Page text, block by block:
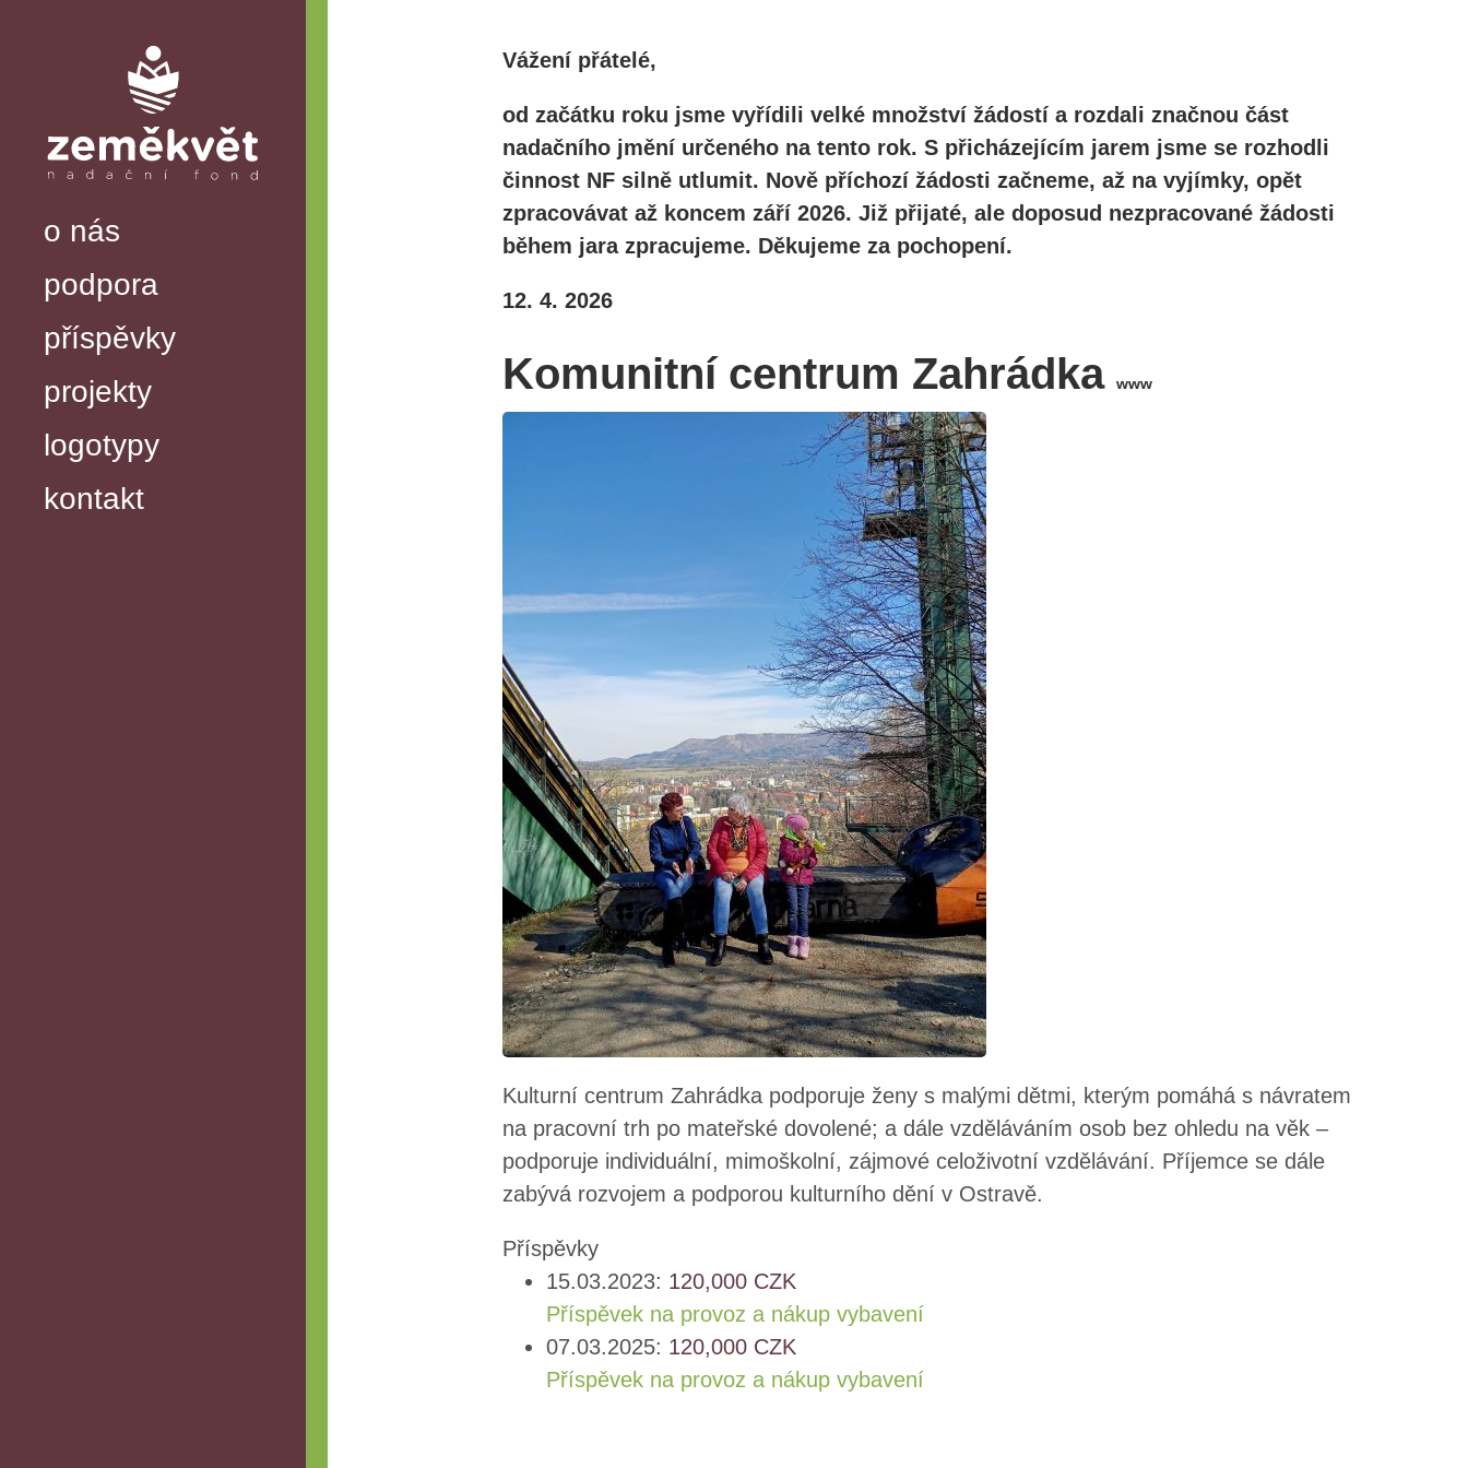
o nás
podpora
příspěvky
projekty
logotypy
kontakt
Vážení přátelé,
od začátku roku jsme vyřídili velké množství žádostí a rozdali značnou část
nadačního jmění určeného na tento rok. S přicházejícím jarem jsme se rozhodli
činnost NF silně utlumit. Nově příchozí žádosti začneme, až na vyjímky, opět
zpracovávat až koncem září 2026. Již přijaté, ale doposud nezpracované žádosti
během jara zpracujeme. Děkujeme za pochopení.
12. 4. 2026
Komunitní centrum Zahrádka www
Kulturní centrum Zahrádka podporuje ženy s malými dětmi, kterým pomáhá s návratem
na pracovní trh po mateřské dovolené; a dále vzděláváním osob bez ohledu na věk –
podporuje individuální, mimoškolní, zájmové celoživotní vzdělávání. Příjemce se dále
zabývá rozvojem a podporou kulturního dění v Ostravě.
Příspěvky
15.03.2023: 120,000 CZK
Příspěvek na provoz a nákup vybavení
07.03.2025: 120,000 CZK
Příspěvek na provoz a nákup vybavení